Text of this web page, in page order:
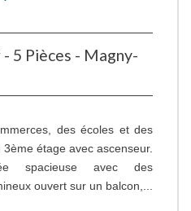
5 Pièces - Magny-
des écoles et des
étage avec ascenseur.
spacieuse avec des
ouvert sur un balcon,...